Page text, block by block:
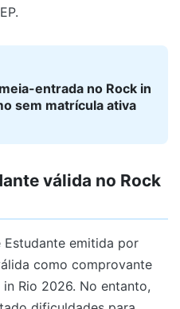
entrada no Rock in
sem matrícula ativa
válida no Rock
Estudante emitida por
como comprovante
Rio 2026. No entanto,